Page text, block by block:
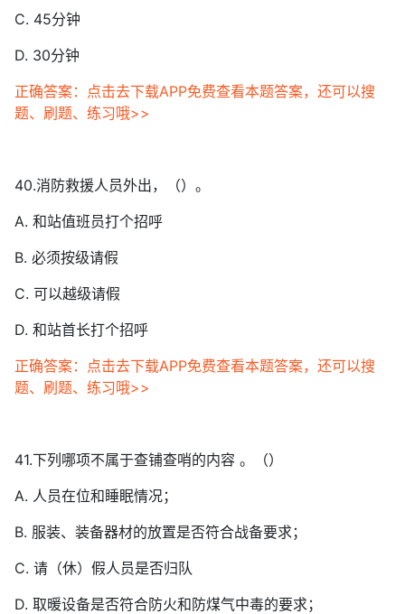
C. 45分钟
D. 30分钟
正确答案：点击去下载APP免费查看本题答案，还可以搜
题、刷题、练习哦>>
40.消防救援人员外出，（）。
A. 和站值班员打个招呼
B. 必须按级请假
C. 可以越级请假
D. 和站首长打个招呼
正确答案：点击去下载APP免费查看本题答案，还可以搜
题、刷题、练习哦>>
41.下列哪项不属于查铺查哨的内容 。（）
A. 人员在位和睡眠情况；
B. 服装、装备器材的放置是否符合战备要求；
C. 请（休）假人员是否归队
D. 取暖设备是否符合防火和防煤气中毒的要求；